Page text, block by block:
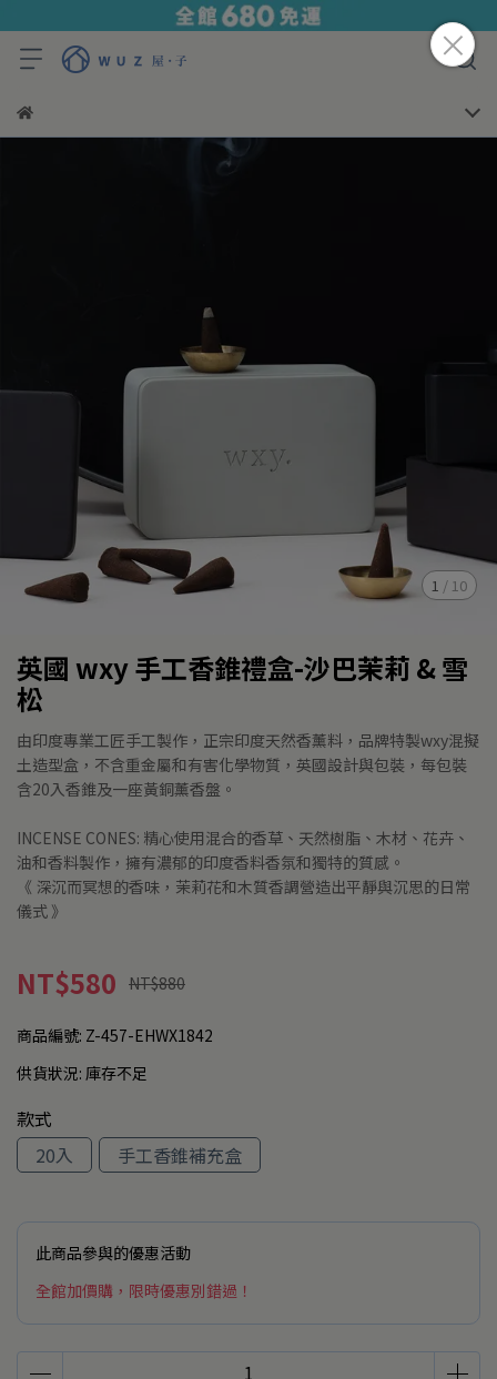
1 / 10
英國 wxy 手工香錐禮盒-沙巴茉莉 & 雪
松
由印度專業工匠手工製作，正宗印度天然香薰料，品牌特製wxy混擬
土造型盒，不含重金屬和有害化學物質，英國設計與包裝，每包裝
含20入香錐及一座黃銅薰香盤。
INCENSE CONES: 精心使用混合的香草、天然樹脂、木材、花卉、
油和香料製作，擁有濃郁的印度香料香氛和獨特的質感。
《 深沉而冥想的香味，茉莉花和木質香調營造出平靜與沉思的日常
儀式 》
NT$580 NT$880
商品編號: Z-457-EHWX1842
供貨狀況: 庫存不足
款式
20入
手工香錐補充盒
此商品參與的優惠活動
全館加價購，限時優惠別錯過！